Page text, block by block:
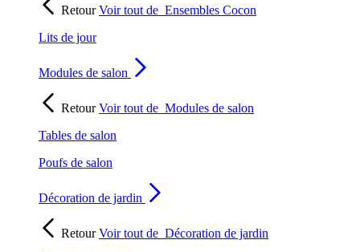
RetourVoir tout de Ensembles Cocon
Lits de jour
Modules de salon
RetourVoir tout de Modules de salon
Tables de salon
Poufs de salon
Décoration de jardin
RetourVoir tout de Décoration de jardin